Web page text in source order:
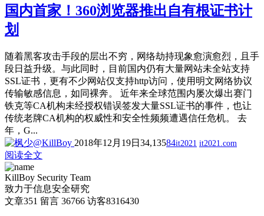
国内首家！360浏览器推出自有根证书计
划
随着黑客攻击手段的层出不穷，网络劫持现象愈演愈烈，且手
段日益升级。与此同时，目前国内仍有大量网站未全站支持
SSL证书，更有不少网站仅支持http访问，使用明文网络协议
传输敏感信息，如同裸奔。 近年来全球范围内屡次爆出赛门
铁克等CA机构未经授权错误签发大量SSL证书的事件，也让
传统老牌CA机构的权威性和安全性频频遭遇信任危机。 去
年，G...
2018年12月19日 34,13584it2021 it2021.com
阅读全文
KillBoy Security Team
致力于信息安全研究
文章351 留言 36766 访客8316430